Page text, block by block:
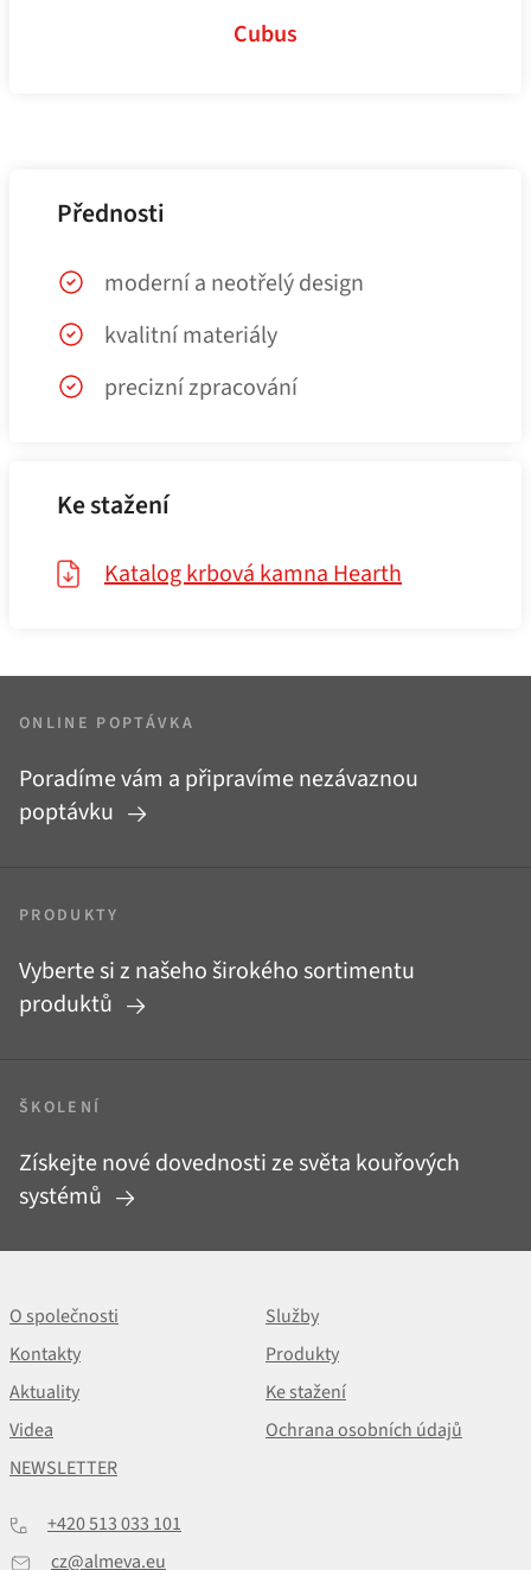
Cubus
Přednosti
moderní a neotřelý design
kvalitní materiály
precizní zpracování
Ke stažení
Katalog krbová kamna Hearth
ONLINE POPTÁVKA
Poradíme vám a připravíme nezávaznou
poptávku
PRODUKTY
Vyberte si z našeho širokého sortimentu
produktů
ŠKOLENÍ
Získejte nové dovednosti ze světa kouřových
systémů
O společnosti
Služby
Kontakty
Produkty
Aktuality
Ke stažení
Videa
Ochrana osobních údajů
NEWSLETTER
+420 513 033 101
cz@almeva.eu